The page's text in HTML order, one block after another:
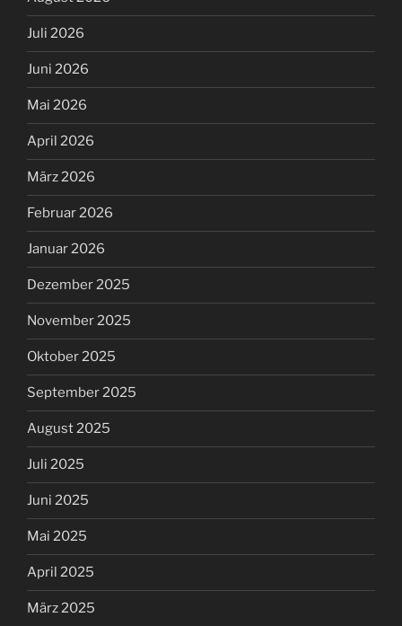
Juli 2026
Juni 2026
Mai 2026
April 2026
März 2026
Februar 2026
Januar 2026
Dezember 2025
November 2025
Oktober 2025
September 2025
August 2025
Juli 2025
Juni 2025
Mai 2025
April 2025
März 2025